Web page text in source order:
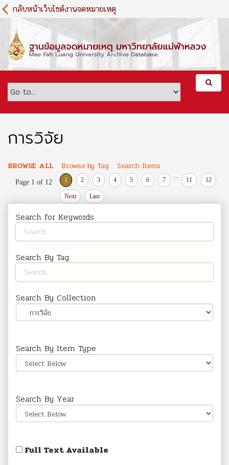
S
k
m
c
กลับหน้าเว็บไซต์งานจดหมายเหตุ
การวิจัย
BROWSE ALL Browse by Tag Search Items
Page 1 of 12 1 2 3 4 5 6 7 11 12
Next Last
Search for Keywords
Search By Tag
Search By Collection
Search By Item Type
Search By Year
Full Text Available